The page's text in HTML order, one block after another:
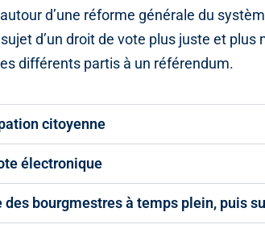
d’une réforme générale du
d’un droit de vote plus juste et plus
différents partis à un référendum.
citoyenne
électronique
bourgmestres à temps plein, puis